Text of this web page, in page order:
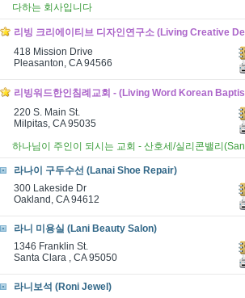
다하는 회사입니다
리빙 크리에이티브 디자인연구소 (Living Creative
418 Mission Drive
Pleasanton, CA 94566
리빙워드한인침례교회 - (Living Word Korean
220 S. Main St.
Milpitas, CA 95035
하나님이 주인이 되시는 교회 - 산호세/실리콘밸리
라나이 구두수선 (Lanai Shoe Repair)
300 Lakeside Dr
Oakland, CA 94612
라니 미용실 (Lani Beauty Salon)
1346 Franklin St.
Santa Clara , CA 95050
라니보석 (Roni Jewel)